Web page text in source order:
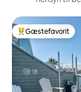
Bedste gæstefavorit
Gæstefavorit